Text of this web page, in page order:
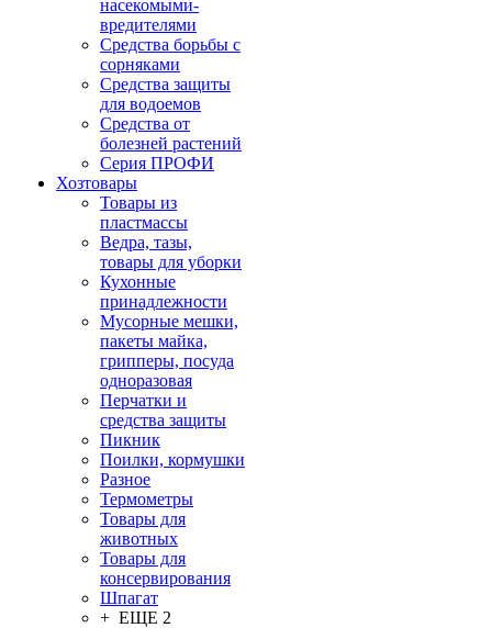
насекомыми-
вредителями
Средства борьбы с
сорняками
Средства защиты
для водоемов
Средства от
болезней растений
Серия ПРОФИ
Хозтовары
Товары из
пластмассы
Ведра, тазы,
товары для уборки
Кухонные
принадлежности
Мусорные мешки,
пакеты майка,
грипперы, посуда
одноразовая
Перчатки и
средства защиты
Пикник
Поилки, кормушки
Разное
Термометры
Товары для
животных
Товары для
консервирования
Шпагат
+ ЕЩЕ 2